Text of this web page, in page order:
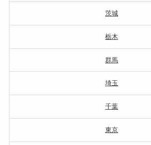
茨城
栃木
群馬
埼玉
千葉
東京